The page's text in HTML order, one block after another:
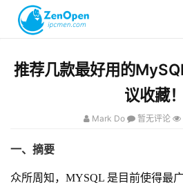
科技
心理
注册
推荐几款最好用的
议收藏！
Mark Do 暂无评论
一、摘要
众所周知，MYSQL 是目前使得最